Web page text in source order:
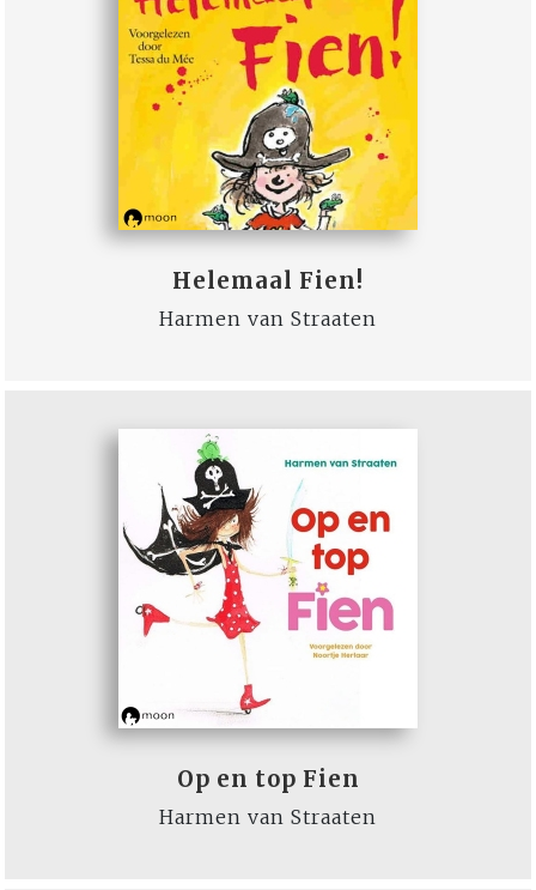
Helemaal Fien!
Harmen van Straaten
Op en top Fien
Harmen van Straaten